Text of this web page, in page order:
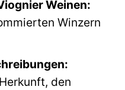
Weinen:
Winzern
den